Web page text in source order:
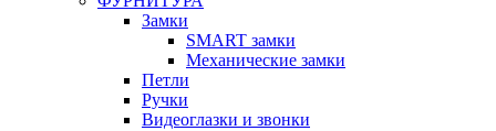
Замки
SMART замки
Механические замки
Петли
Ручки
Видеоглазки и звонки